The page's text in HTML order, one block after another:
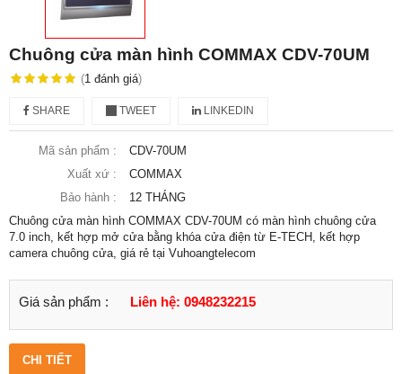
Chuông cửa màn hình COMMAX CDV-70UM
(1 đánh giá)
SHARE TWEET LINKEDIN
Mã sản phẩm :
CDV-70UM
Xuất xứ :
COMMAX
Bảo hành :
12 THÁNG
Chuông cửa màn hình COMMAX CDV-70UM có màn hình chuông cửa
7.0 inch, kết hợp mở cửa bằng khóa cửa điện từ E-TECH, kết hợp
camera chuông cửa, giá rẻ tại Vuhoangtelecom
Giá sản phẩm : Liên hệ: 0948232215
CHI TIẾT